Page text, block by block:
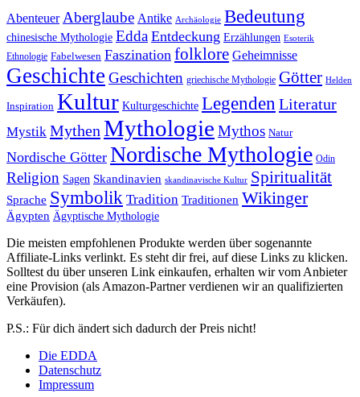
Abenteuer Aberglaube Antike Archäologie Bedeutung
chinesische Mythologie Edda Entdeckung Erzählungen Esoterik
Ethnologie Fabelwesen Faszination folklore Geheimnisse
Geschichte Geschichten griechische Mythologie Götter Helden
Inspiration Kultur Kulturgeschichte Legenden Literatur
Mystik Mythen Mythologie Mythos Natur
Nordische Götter Nordische Mythologie Odin
Religion Sagen Skandinavien skandinavische Kultur Spiritualität
Sprache Symbolik Tradition Traditionen Wikinger
Ägypten Ägyptische Mythologie
Die meisten empfohlenen Produkte werden über sogenannte
Affiliate-Links verlinkt. Es steht dir frei, auf diese Links zu klicken.
Solltest du über unseren Link einkaufen, erhalten wir vom Anbieter
eine Provision (als Amazon-Partner verdienen wir an qualifizierten
Verkäufen).
P.S.: Für dich ändert sich dadurch der Preis nicht!
Die EDDA
Datenschutz
Impressum